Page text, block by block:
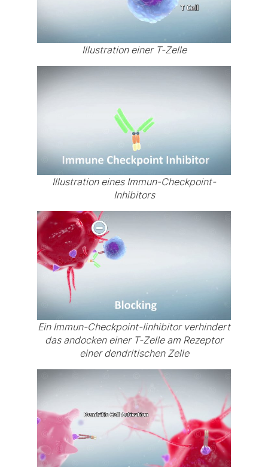
Illustration einer T-Zelle
Illustration eines Immun-Checkpoint-
Inhibitors
Ein Immun-Checkpoint-Iinhibitor verhindert
das andocken einer T-Zelle am Rezeptor
einer dendritischen Zelle